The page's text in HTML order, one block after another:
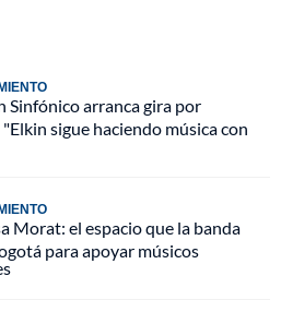
Sinfónico arranca gira por
sigue haciendo música con
Morat: el espacio que la banda
para apoyar músicos